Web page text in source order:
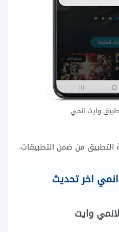
وايت انمي
التطبيق من ضمن التطبيقات.
اخر تحديث
وايت